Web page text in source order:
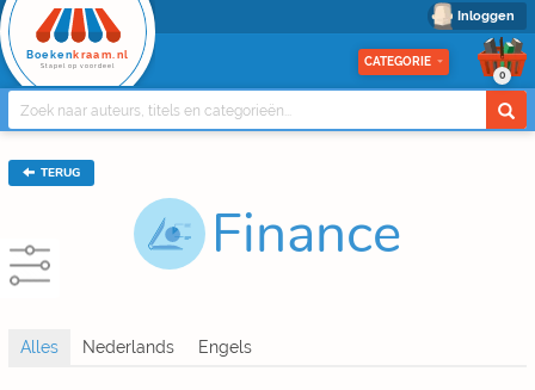
Inloggen
Boeken kraam.nl
Stapel op voordeel CATEGORIE
0
TERUG
Finance